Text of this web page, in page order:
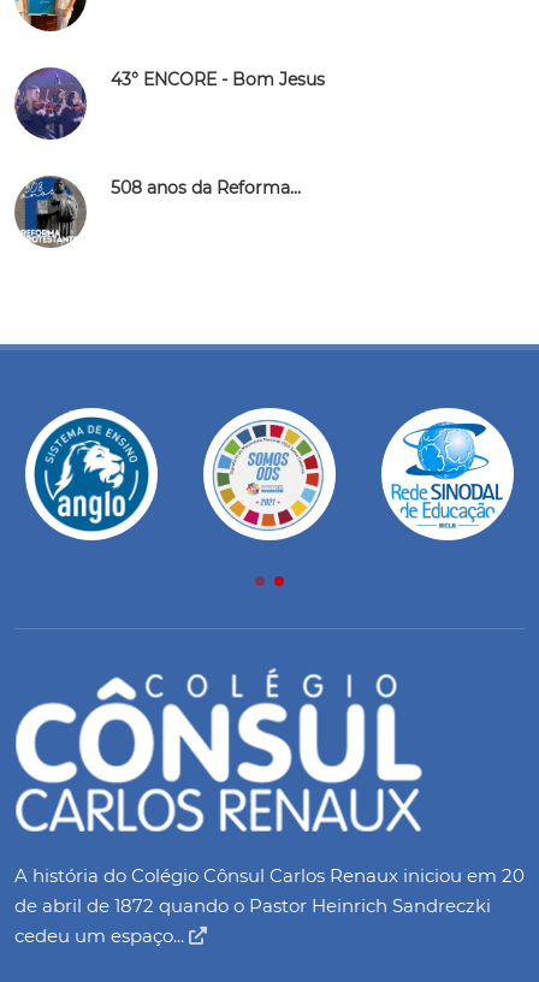
43° ENCORE - Bom Jesus
508 anos da Reforma...
A história do Colégio Cônsul Carlos Renaux iniciou em 20
de abril de 1872 quando o Pastor Heinrich Sandreczki
cedeu um espaço...